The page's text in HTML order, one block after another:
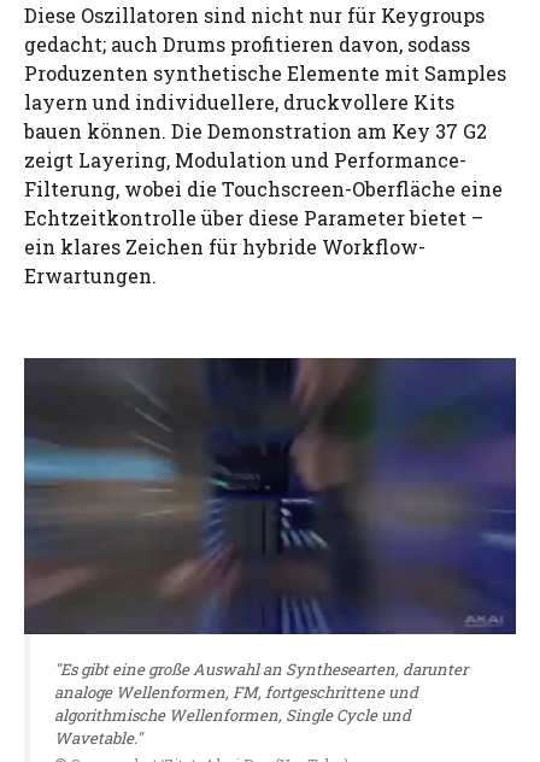
Diese Oszillatoren sind nicht nur für Keygroups
gedacht; auch Drums profitieren davon, sodass
Produzenten synthetische Elemente mit Samples
layern und individuellere, druckvollere Kits
bauen können. Die Demonstration am Key 37 G2
zeigt Layering, Modulation und Performance-
Filterung, wobei die Touchscreen-Oberfläche eine
Echtzeitkontrolle über diese Parameter bietet –
ein klares Zeichen für hybride Workflow-
Erwartungen.
"Es gibt eine große Auswahl an Synthesearten, darunter
analoge Wellenformen, FM, fortgeschrittene und
algorithmische Wellenformen, Single Cycle und
Wavetable."